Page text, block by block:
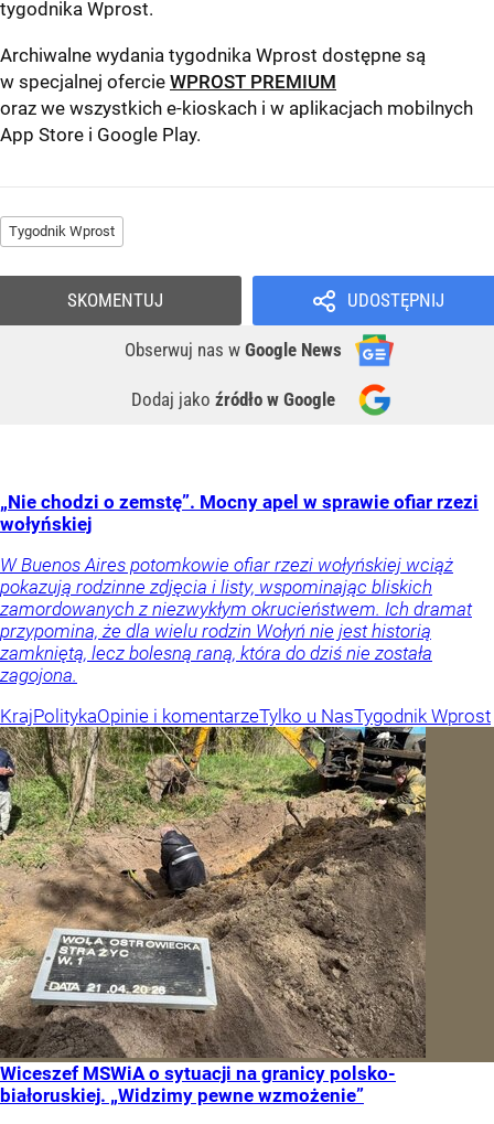
tygodnika Wprost.
Archiwalne wydania tygodnika Wprost dostępne są
w specjalnej ofercie WPROST PREMIUM
oraz we wszystkich e-kioskach i w aplikacjach mobilnych
App Store i Google Play.
Tygodnik Wprost
UDOSTĘPNIJ
Obserwuj nas w Google News
Dodaj jako źródło w Google
SKOMENTUJ
„Nie chodzi o zemstę”. Mocny apel w sprawie ofiar rzezi
wołyńskiej
W Buenos Aires potomkowie ofiar rzezi wołyńskiej wciąż
pokazują rodzinne zdjęcia i listy, wspominając bliskich
zamordowanych z niezwykłym okrucieństwem. Ich dramat
przypomina, że dla wielu rodzin Wołyń nie jest historią
zamkniętą, lecz bolesną raną, która do dziś nie została
zagojona.
KrajPolitykaOpinie i komentarzeTylko u NasTygodnik Wprost
Wiceszef MSWiA o sytuacji na granicy polsko-
białoruskiej. „Widzimy pewne wzmożenie”